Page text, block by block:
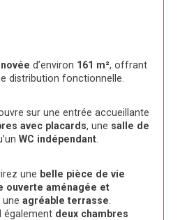
d’environ 161 m², offrant
distribution fonctionnelle.
sur une entrée accueillante
avec placards, une salle de
WC indépendant.
une belle pièce de vie
ouverte aménagée et
une agréable terrasse
également deux chambres